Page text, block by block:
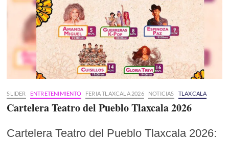
SLIDER ENTRETENIMIENTO FERIA TLAXCALA 2026 NOTICIAS TLAXCALA
Cartelera Teatro del Pueblo Tlaxcala 2026
Cartelera Teatro del Pueblo Tlaxcala 2026: